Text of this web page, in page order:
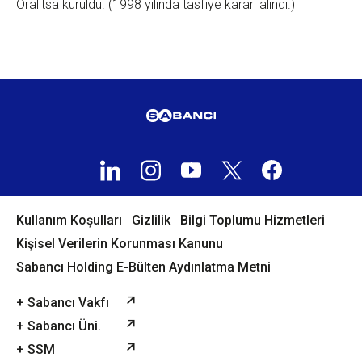
Oralitsa kuruldu. (1998 yılında tasfiye kararı alındı.)
Kullanım Koşulları Gizlilik
Bilgi Toplumu Hizmetleri
Kişisel Verilerin Korunması Kanunu
Sabancı Holding E-Bülten Aydınlatma Metni
+ Sabancı Vakfı
+ Sabancı Üni.
+ SSM